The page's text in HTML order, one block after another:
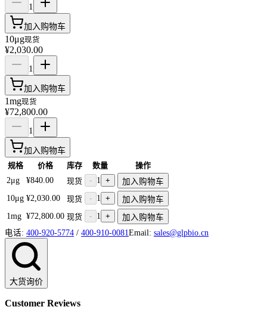
1
加入购物车
10μg现货
¥2,030.00
1
加入购物车
1mg现货
¥72,800.00
1
加入购物车
规格 价格 库存 数量
操作
2μg
¥840.00 现货 - 1 +
加入购物车
10μg ¥2,030.00 现货 - 1 +
加入购物车
1mg ¥72,800.00 现货 - 1 +
加入购物车
电话: 400-920-5774 / 400-910-0081 Email: sales@glpbio.cn
大货询价
Customer Reviews